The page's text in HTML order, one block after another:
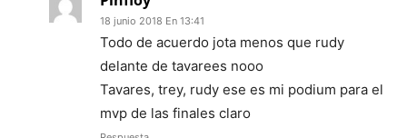
18 junio 2018 En 13:41
Todo de acuerdo jota menos que rudy
delante de tavarees nooo
Tavares, trey, rudy ese es mi podium para el
mvp de las finales claro